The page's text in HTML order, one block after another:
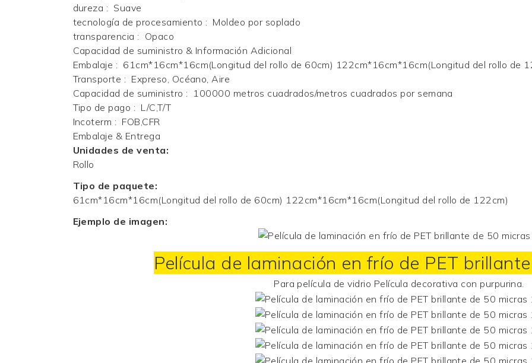
dureza : Suave
tecnología de procesamiento : Moldeo por soplado
transparencia : Opaco
Capacidad de suministro & Información Adicional
Embalaje : 61cm*16cm*16cm(Longitud del rollo de 60cm) 122cm*16cm*16cm(Longitud del rollo de
Transporte : Expreso, Océano, Aire
Capacidad de suministro : 100000 metros cuadrados/metros cuadrados por semana
Tipo de pago : L/C,T/T
Incoterm : FOB,CFR
Embalaje & Entrega
Unidades de venta:
Rollo
Tipo de paquete:
61cm*16cm*16cm(Longitud del rollo de 60cm) 122cm*16cm*16cm(Longitud del rollo de 122cm)
Ejemplo de imagen:
Película de laminación en frío de PET
Para película de vidrio Película decorativa con purpurina.